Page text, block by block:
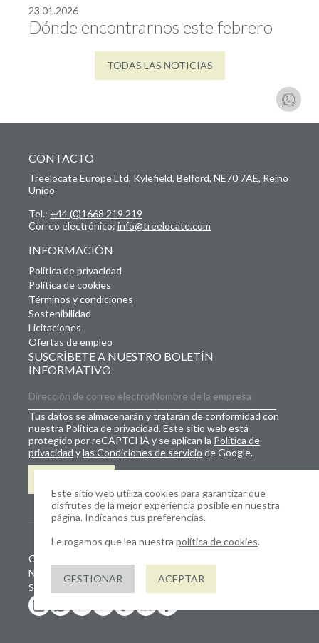
23.01.2026
Dónde encontrarnos este febrero
TODAS LAS NOTICIAS
CONTACTO
Treelocate Europe Ltd, Kylefield, Belford, NE70 7AE, Reino
Unido
Tel.: +44 (0)1668 219 219
Correo electrónico: info@treelocate.com
INFORMACIÓN
Política de privacidad
Política de cookies
Términos y condiciones
Sostenibilidad
Licitaciones
Ofertas de empleo
SUSCRÍBETE A NUESTRO BOLETÍN
INFORMATIVO
Tus datos se almacenarán y tratarán de conformidad con
nuestra Política de privacidad. Este sitio web está
protegido por reCAPTCHA y se aplican la Política de
privacidad ylas Condiciones de servicio de Google.
Copyright © 2026 TreeLocate Europe Ltd
N.º de sociedad limitada: SC156162
Sitio web creado por JUMP
Este sitio web utiliza cookies para garantizar que
disfrutes de la mejor experiencia posible en nuestra
página. Indícanos tus preferencias.
Le rogamos que lea nuestra política de cookies.
GESTIONAR ACEPTAR